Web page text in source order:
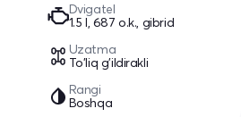
Dvigatel
1.5 l, 687 o.k., gibrid
Uzatma
To'liq g'ildirakli
Rangi
Boshqa